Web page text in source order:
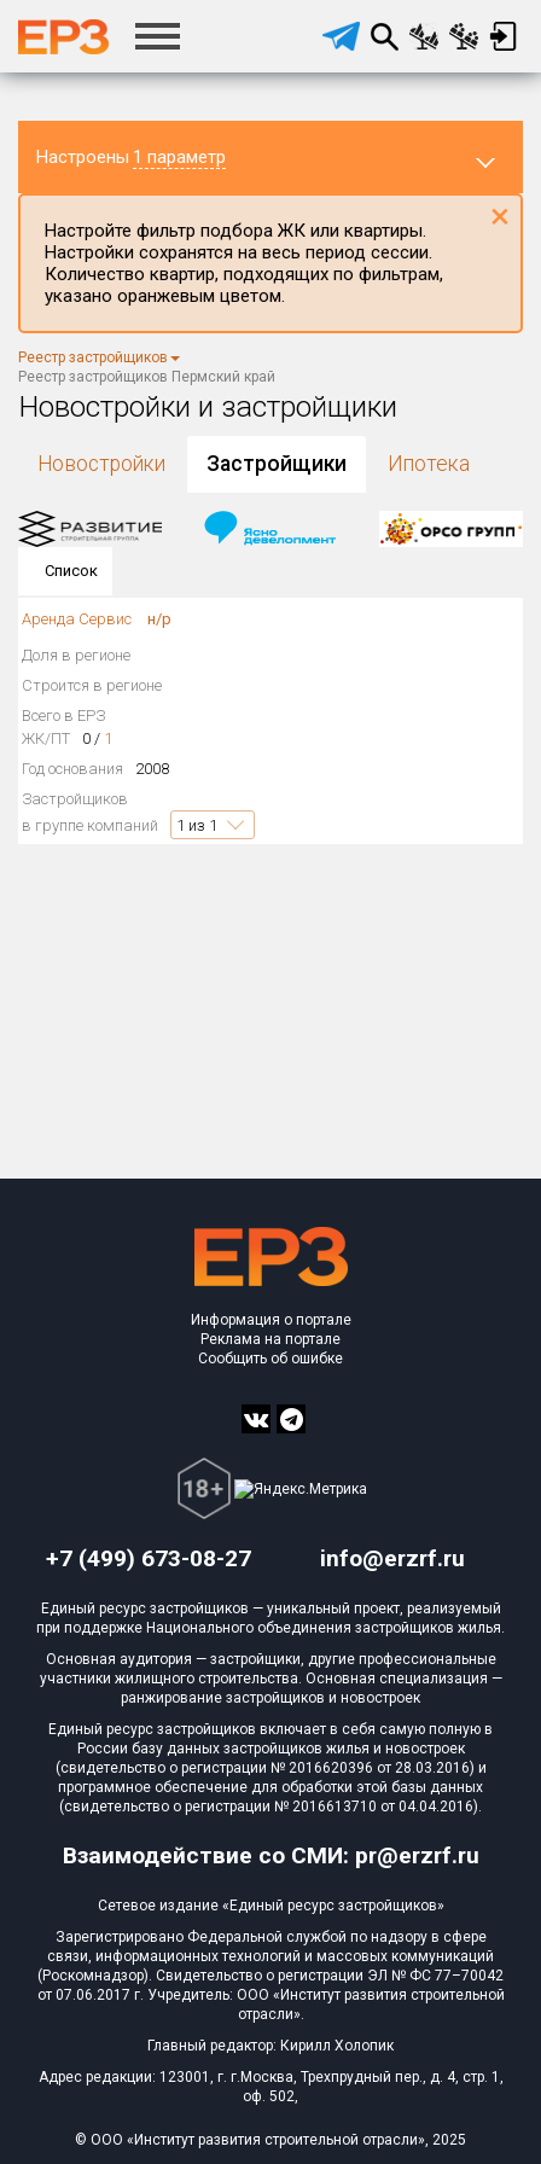
Настроены 1 параметр
Регион ЖК
Пермский край
Район в регионе
Округ
Все
Цена
Общая площадь, м²
от
с продажами
Рейтинг ЕРЗ
Многоквартирных домов
Блокированных домов
Домов с апартаментами
Блокированных домов
7 из 23
Квартир, апартаментов,
блоков в БД
0 из 14 149
Настройте фильтр подбора ЖК или квартиры.
Настройки сохранятся на весь период сессии.
Количество квартир, подходящих по фильтрам,
указано оранжевым цветом.
×
Реестр застройщиков
Реестр застройщиков Пермский край
Новостройки и застройщики
Новостройки Застройщики Ипотека
Список
Аренда Сервис
н/р
Доля в регионе
Строится в регионе
Всего в ЕРЗ
ЖК/ПТ
0 / 1
Год основания
2008
Застройщиков
в группе компаний
1 из 1
+7 (499) 673-08-27 info@erzrf.ru
Взаимодействие со СМИ: pr@erzrf.ru
Информация о портале
Реклама на портале
Сообщить об ошибке
Единый ресурс застройщиков — уникальный проект, реализуемый
при поддержке Национального объединения застройщиков жилья.
Основная аудитория — застройщики, другие профессиональные
участники жилищного строительства. Основная специализация —
ранжирование застройщиков и новостроек
Единый ресурс застройщиков включает в себя самую полную в
России базу данных застройщиков жилья и новостроек
(свидетельство о регистрации № 2016620396 от 28.03.2016) и
программное обеспечение для обработки этой базы данных
(свидетельство о регистрации № 2016613710 от 04.04.2016).
Сетевое издание «Единый ресурс застройщиков»
Зарегистрировано Федеральной службой по надзору в сфере
связи, информационных технологий и массовых коммуникаций
(Роскомнадзор). Свидетельство о регистрации ЭЛ № ФС 77–70042
от 07.06.2017 г. Учредитель: ООО «Институт развития строительной
отрасли».
Главный редактор: Кирилл Холопик
Адрес редакции: 123001, г. г.Москва, Трехпрудный пер., д. 4, стр. 1,
оф. 502,
© ООО «Институт развития строительной отрасли», 2025